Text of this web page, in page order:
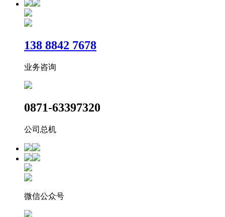
​138 8842 7678
业务咨询
0871-63397320
公司总机
微信公众号